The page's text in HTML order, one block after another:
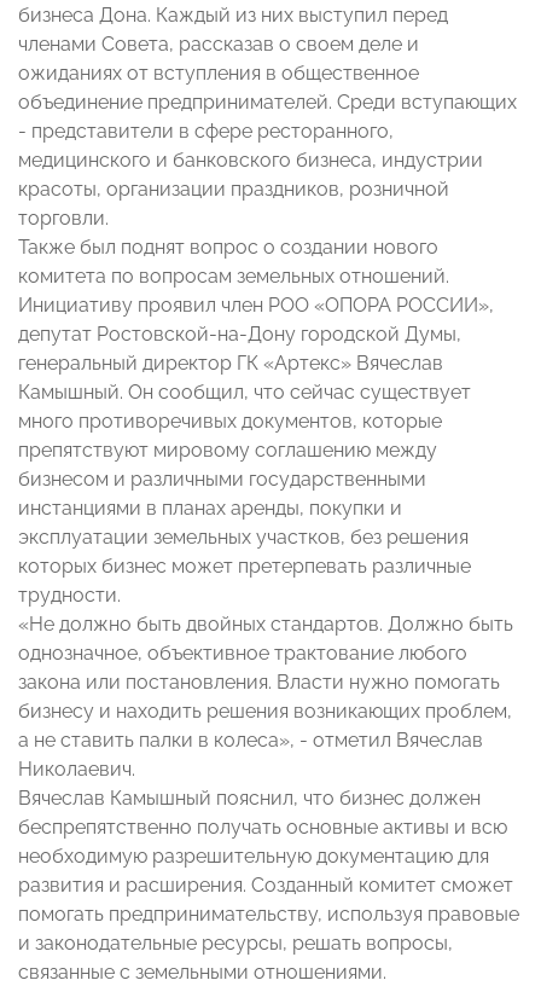
бизнеса Дона. Каждый из них выступил перед
членами Совета, рассказав о своем деле и
ожиданиях от вступления в общественное
объединение предпринимателей. Среди вступающих
- представители в сфере ресторанного,
медицинского и банковского бизнеса, индустрии
красоты, организации праздников, розничной
торговли.
Также был поднят вопрос о создании нового
комитета по вопросам земельных отношений.
Инициативу проявил член РОО «ОПОРА РОССИИ»,
депутат Ростовской-на-Дону городской Думы,
генеральный директор ГК «Артекс» Вячеслав
Камышный. Он сообщил, что сейчас существует
много противоречивых документов, которые
препятствуют мировому соглашению между
бизнесом и различными государственными
инстанциями в планах аренды, покупки и
эксплуатации земельных участков, без решения
которых бизнес может претерпевать различные
трудности.
«Не должно быть двойных стандартов. Должно быть
однозначное, объективное трактование любого
закона или постановления. Власти нужно помогать
бизнесу и находить решения возникающих проблем,
а не ставить палки в колеса», - отметил Вячеслав
Николаевич.
Вячеслав Камышный пояснил, что бизнес должен
беспрепятственно получать основные активы и всю
необходимую разрешительную документацию для
развития и расширения. Созданный комитет сможет
помогать предпринимательству, используя правовые
и законодательные ресурсы, решать вопросы,
связанные с земельными отношениями.